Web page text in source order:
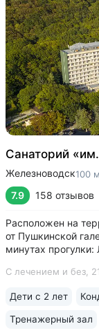
Санаторий
Железноводск100
7.9 158 отзывов
Расположен на
от Пушкинской
минутах
из самых
С лечением и без,
Дети с 2 лет
Тренажерный зал